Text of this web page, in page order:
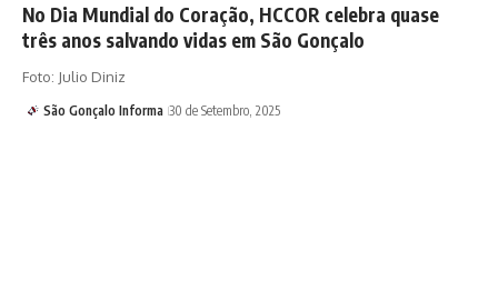
No Dia Mundial do Coração, HCCOR celebra quase
três anos salvando vidas em São Gonçalo
Foto: Julio Diniz
São Gonçalo Informa 30 de Setembro, 2025